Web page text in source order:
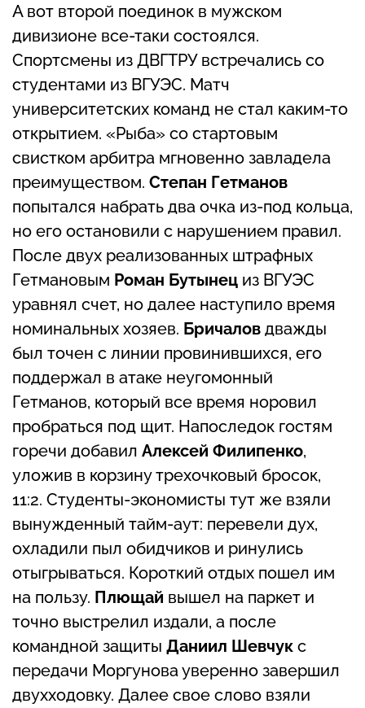
А вот второй поединок в мужском
дивизионе все-таки состоялся.
Спортсмены из ДВГТРУ встречались со
студентами из ВГУЭС. Матч
университетских команд не стал каким-то
открытием. «Рыба» со стартовым
свистком арбитра мгновенно завладела
преимуществом. Степан Гетманов
попытался набрать два очка из-под кольца,
но его остановили с нарушением правил.
После двух реализованных штрафных
Гетмановым Роман Бутынец из ВГУЭС
уравнял счет, но далее наступило время
номинальных хозяев. Бричалов дважды
был точен с линии провинившихся, его
поддержал в атаке неугомонный
Гетманов, который все время норовил
пробраться под щит. Напоследок гостям
горечи добавил Алексей Филипенко,
уложив в корзину трехочковый бросок,
11:2. Студенты-экономисты тут же взяли
вынужденный тайм-аут: перевели дух,
охладили пыл обидчиков и ринулись
отыгрываться. Короткий отдых пошел им
на пользу. Плющай вышел на паркет и
точно выстрелил издали, а после
командной защиты Даниил Шевчук с
передачи Моргунова уверенно завершил
двухходовку. Далее свое слово взяли